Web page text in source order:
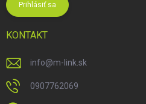
Prihlásiť sa
KONTAKT
info@m-link.sk
0907762069